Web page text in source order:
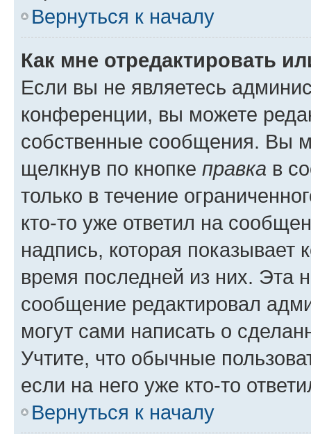
Вернуться к началу
Как мне отредактировать
Если вы не являетесь
конференции, вы можете
собственные сообщения. Вы
щелкнув по кнопке правка в
только в течение
кто-то уже ответил на
надпись, которая показывает
время последней из них. Эта
сообщение редактировал
могут сами написать о
Учтите, что обычные
если на него уже кто-то
Вернуться к началу